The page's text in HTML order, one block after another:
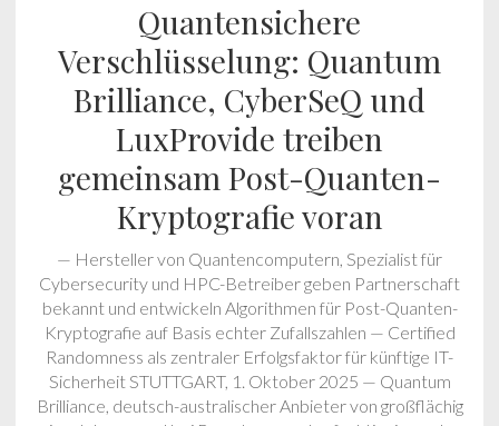
Quantensichere
Verschlüsselung: Quantum
Brilliance, CyberSeQ und
LuxProvide treiben
gemeinsam Post-Quanten-
Kryptografie voran
— Hersteller von Quantencomputern, Spezialist für
Cybersecurity und HPC-Betreiber geben Partnerschaft
bekannt und entwickeln Algorithmen für Post-Quanten-
Kryptografie auf Basis echter Zufallszahlen — Certified
Randomness als zentraler Erfolgsfaktor für künftige IT-
Sicherheit STUTTGART, 1. Oktober 2025 — Quantum
Brilliance, deutsch-australischer Anbieter von großflächig